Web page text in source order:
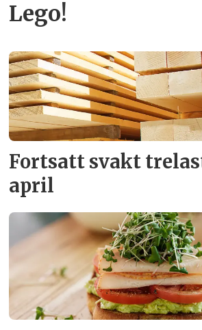
Lego!
Fortsatt svakt
april